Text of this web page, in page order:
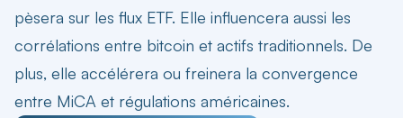
pèsera sur les flux ETF. Elle influencera aussi les
corrélations entre bitcoin et actifs traditionnels. De
plus, elle accélérera ou freinera la convergence
entre MiCA et régulations américaines.